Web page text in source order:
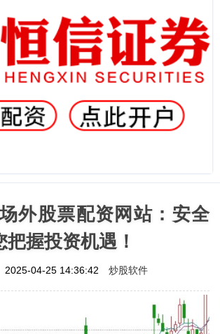
外股票配资网站：安全
握投资机遇！
2025-04-25 14:36:42 炒股软件